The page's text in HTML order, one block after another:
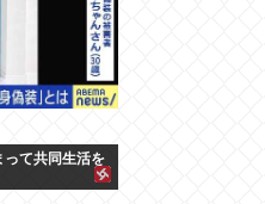
って共同生活を